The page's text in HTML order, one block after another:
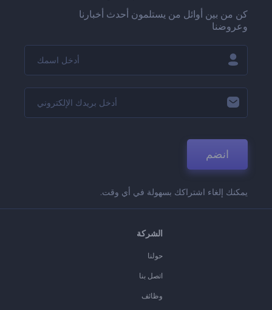
كن من بين أوائل من يستلمون أحدث أخبارنا
وعروضنا
انضم
يمكنك إلغاء اشتراكك بسهولة في أي وقت.
الشركة
حولنا
اتصل بنا
وظائف